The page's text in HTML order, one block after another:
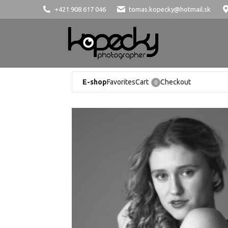
+421 908 617 046 tomas.kopecky@hotmail.sk
E-shopFavoritesCart 0 Checkout